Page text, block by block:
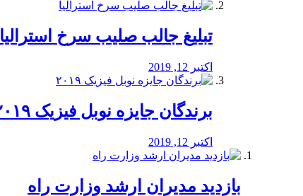
تبلیغ جالب صلیب سرخ استرالیا
اکتبر 12, 2019
برندگان جایزه نوبل فیزیک ۲۰۱۹
اکتبر 12, 2019
بازدید مدیران ارشد وزارت راه